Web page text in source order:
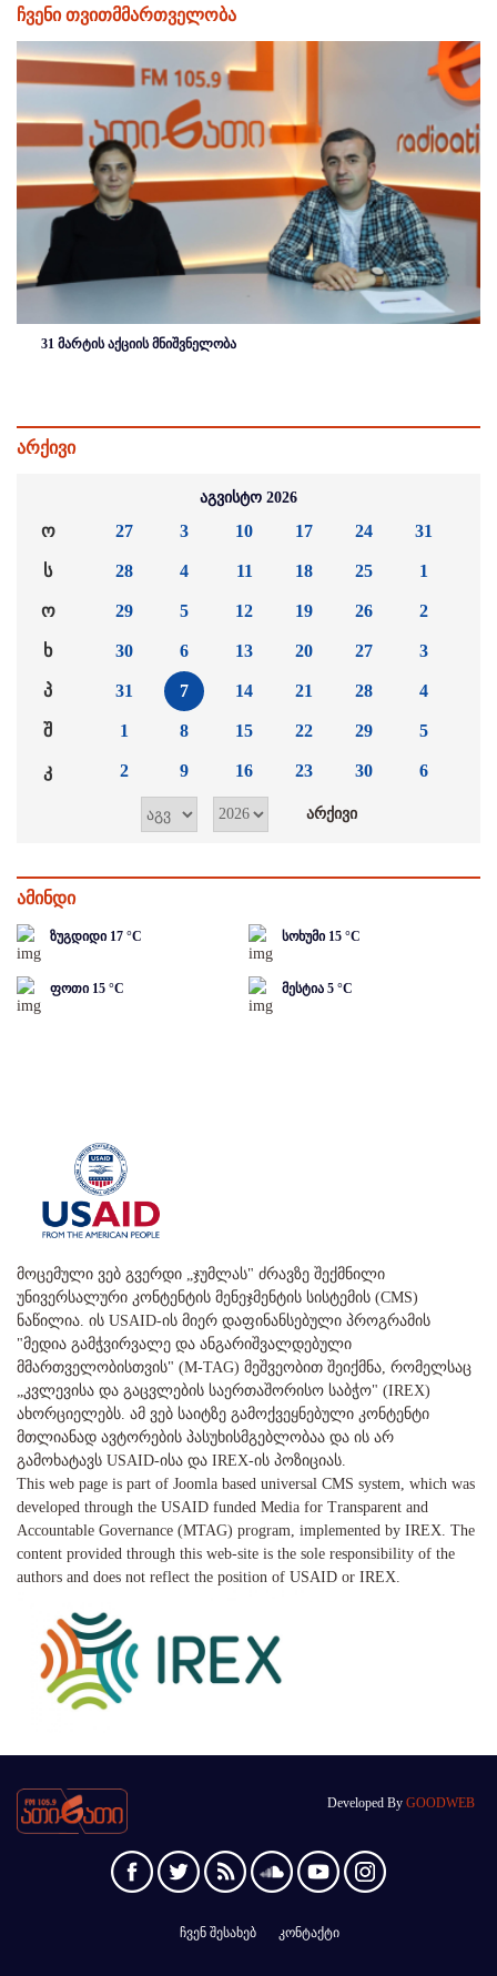
ჩვენი თვითმმართველობა
31 მარტის აქციის მნიშვნელობა
არქივი
აგვისტო 2026
ო
ს
ო
ხ
პ
შ
კ
27
28
29
30
31
1
2
3
4
5
6
7
8
9
10
11
12
13
14
15
16
17
18
19
20
21
22
23
24
25
26
27
28
29
30
31
1
2
3
4
5
6
ამინდი
ზუგდიდი 17 °C სოხუმი 15 °C
ფოთი 15 °C მესტია 5 °C
მოცემული ვებ გვერდი „ჯუმლას" ძრავზე შექმნილი
უნივერსალური კონტენტის მენეჯმენტის სისტემის (CMS)
ნაწილია. ის USAID-ის მიერ დაფინანსებული პროგრამის
"მედია გამჭვირვალე და ანგარიშვალდებული
მმართველობისთვის" (M-TAG) მეშვეობით შეიქმნა, რომელსაც
„კვლევისა და გაცვლების საერთაშორისო საბჭო" (IREX)
ახორციელებს. ამ ვებ საიტზე გამოქვეყნებული კონტენტი
მთლიანად ავტორების პასუხისმგებლობაა და ის არ
გამოხატავს USAID-ისა და IREX-ის პოზიციას.
This web page is part of Joomla based universal CMS system, which was
developed through the USAID funded Media for Transparent and
Accountable Governance (MTAG) program, implemented by IREX. The
content provided through this web-site is the sole responsibility of the
authors and does not reflect the position of USAID or IREX.
Developed By GOODWEB
ჩვენ შესახებ კონტაქტი